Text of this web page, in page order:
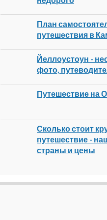
План
путешествия в
Йеллоустоун -
фото,
Путешествие на
Сколько стоит
путешествие -
страны и цены